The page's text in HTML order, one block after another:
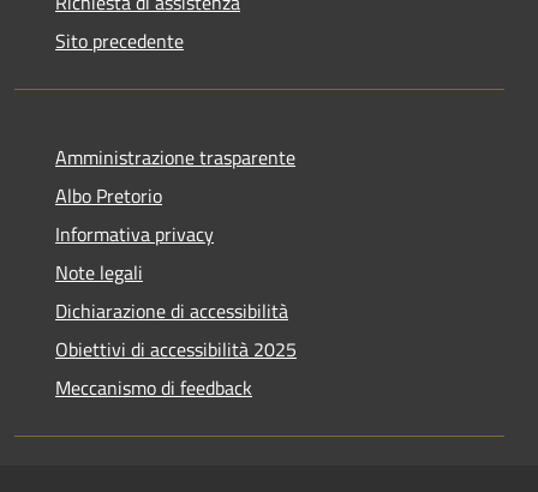
Sito precedente
Amministrazione trasparente
Albo Pretorio
Informativa privacy
Note legali
Dichiarazione di accessibilità
Obiettivi di accessibilità 2025
Meccanismo di feedback